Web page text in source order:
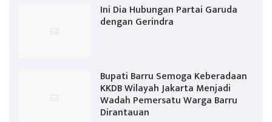
Ini Dia Hubungan Partai Garuda
dengan Gerindra
Bupati Barru Semoga Keberadaan
KKDB Wilayah Jakarta Menjadi
Wadah Pemersatu Warga Barru
Dirantauan